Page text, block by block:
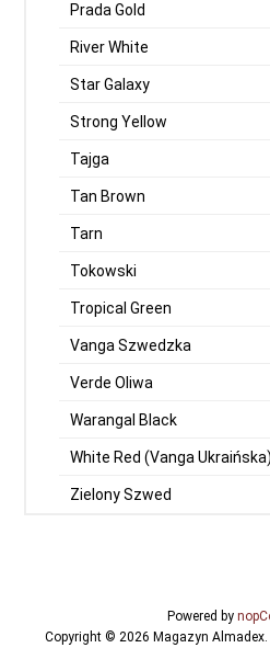
Prada Gold
River White
Star Galaxy
Strong Yellow
Tajga
Tan Brown
Tarn
Tokowski
Tropical Green
Vanga Szwedzka
Verde Oliwa
Warangal Black
White Red (Vanga Ukraińska)
Zielony Szwed
Powered by
Copyright © 2026 Magazyn